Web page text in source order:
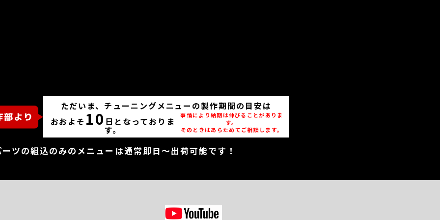
ただいま、チューニングメニューの製作期間の目安は
おおよそ 10 日となっておりま
す。
事情により納期は伸びることがありま
す。
そのときはあらためてご相談します。
ツの組込のみのメニューは通常即日～出荷可能です！